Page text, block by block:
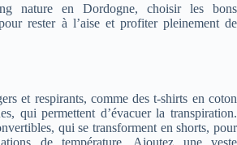
nature en Dordogne, choisir les bons
rester à l’aise et profiter pleinement de
et respirants, comme des t-shirts en coton
qui permettent d’évacuer la transpiration.
qui se transforment en shorts, pour
de température. Ajoutez une veste